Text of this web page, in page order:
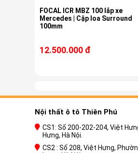
FOCAL ICR MBZ 100 lắp xe
Mercedes | Cặp loa Surround
100mm
12.500.000 đ
Nội thất ô tô Thiên Phú
CS1: Số 200-202-204, Việt
Hưng, Hà Nội.
CS2 : Số 208, Việt Hưng,